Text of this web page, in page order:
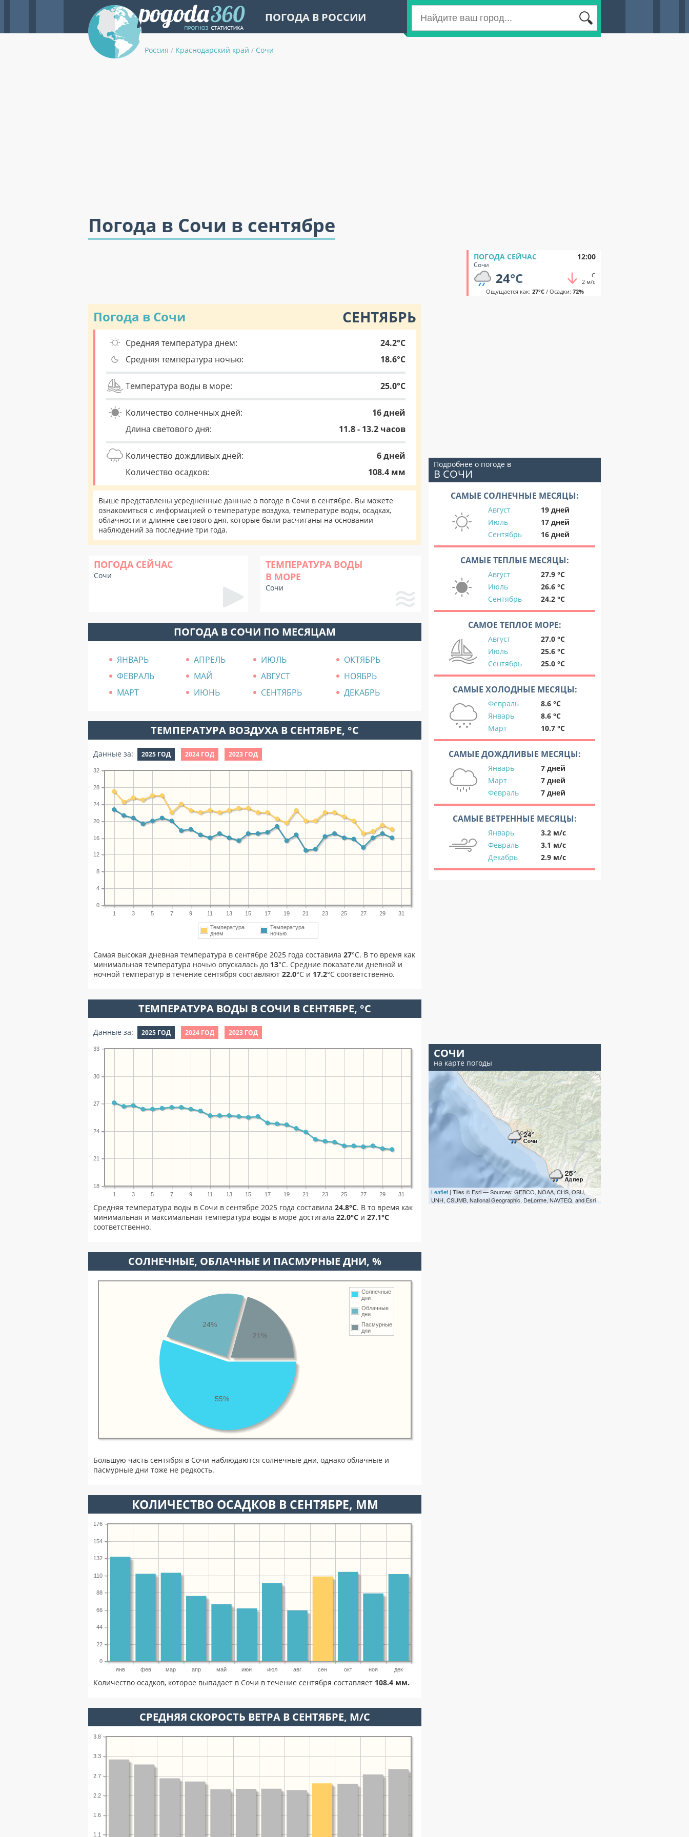
ПОГОДА В РОССИИ
Россия / Краснодарский край / Сочи
Погода в Сочи в сентябре
ПОГОДА СЕЙЧАС 12:00
Сочи
24°C
С
2 м/с
Ощущается как: 27°C/ Осадки: 72%
Погода в Сочи СЕНТЯБРЬ
Средняя температура днем:
24.2°C
Средняя температура ночью:
18.6°C
Температура воды в море: 25.0°C
Количество солнечных дней:
16 дней
Длина светового дня:
11.8 - 13.2 часов
Количество дождливых дней:
6 дней
Количество осадков:
108.4 мм
Выше представлены усредненные данные о погоде в Сочи в сентябре. Вы можете
ознакомиться с информацией о температуре воздуха, температуре воды, осадках,
облачности и длинне светового дня, которые были расчитаны на основании
наблюдений за последние три года.
ПОГОДА СЕЙЧАС
Сочи
ТЕМПЕРАТУРА ВОДЫ
В МОРЕ
Сочи
ПОГОДА В СОЧИ ПО МЕСЯЦАМ
ЯНВАРЬ АПРЕЛЬ ИЮЛЬ
ОКТЯБРЬ
ФЕВРАЛЬ
МАЙ АВГУСТ
НОЯБРЬ
МАРТ
ИЮНЬ СЕНТЯБРЬ ДЕКАБРЬ
ТЕМПЕРАТУРА ВОЗДУХА В СЕНТЯБРЕ, °C
Данные за: 2025 ГОД 2024 ГОД 2023 ГОД
1 3 5 7 9 11 13 15 17 19 21 23 25 27 29 31
0
4
8
12
16
20
24
28
32
Температура
днем
Температура
ночью
Самая высокая дневная температура в сентябре 2025 года составила 27°С. В то время как
минимальная температура ночью опускалась до 13°C. Средние показатели дневной и
ночной температур в течение сентября составляют 22.0°С и 17.2°С соответственно.
ТЕМПЕРАТУРА ВОДЫ В СОЧИ В СЕНТЯБРЕ, °C
Данные за: 2025 ГОД 2024 ГОД 2023 ГОД
1 3 5 7 9 11 13 15 17 19 21 23 25 27 29 31
18
21
24
27
30
33
Средняя температура воды в Сочи в сентябре 2025 года составила 24.8°C. В то время как
минимальная и максимальная температура воды в море достигала 22.0°C и 27.1°C
соответственно.
CОЛНЕЧНЫЕ, ОБЛАЧНЫЕ И ПАСМУРНЫЕ ДНИ, %
Солнечные
дни
Облачные
дни
Пасмурные
дни
55%
24%
21%
Большую часть сентября в Сочи наблюдаются солнечные дни, однако облачные и
пасмурные дни тоже не редкость.
КОЛИЧЕСТВО ОСАДКОВ В СЕНТЯБРЕ, ММ
янв фев мар апр май июн июл авг сен окт ноя дек
0
22
44
66
88
110
132
154
176
Количество осадков, которое выпадает в Сочи в течение сентября составляет 108.4 мм.
СРЕДНЯЯ СКОРОСТЬ ВЕТРА В СЕНТЯБРЕ, М/С
1.1
1.6
2.2
2.7
3.3
3.8
Подробнее о погоде в
В СОЧИ
САМЫЕ СОЛНЕЧНЫЕ МЕСЯЦЫ:
Август
19 дней
Июль
17 дней
Сентябрь
16 дней
САМЫЕ ТЕПЛЫЕ МЕСЯЦЫ:
Август
27.9 °C
Июль
26.6 °C
Сентябрь
24.2 °C
САМОЕ ТЕПЛОЕ МОРЕ:
Август
27.0 °C
Июль
25.6 °C
Сентябрь
25.0 °C
САМЫЕ ХОЛОДНЫЕ МЕСЯЦЫ:
Февраль
8.6 °C
Январь
8.6 °C
Март
10.7 °C
САМЫЕ ДОЖДЛИВЫЕ МЕСЯЦЫ:
Январь
7 дней
Март
7 дней
Февраль
7 дней
САМЫЕ ВЕТРЕННЫЕ МЕСЯЦЫ:
Январь
3.2 м/с
Февраль
3.1 м/с
Декабрь
2.9 м/с
СОЧИ
на карте погоды
Leaflet | Tiles © Esri — Sources: GEBCO, NOAA, CHS, OSU,
UNH, CSUMB, National Geographic, DeLorme, NAVTEQ, and Esri